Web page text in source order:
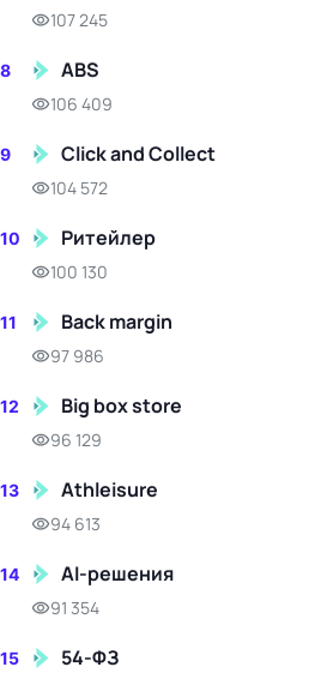
107 245
8 ABS
106 409
9 Click and Collect
104 572
10 Ритейлер
100 130
11 Back margin
97 986
12 Big box store
96 129
13 Athleisure
94 613
14 AI-решения
91 354
15 54-ФЗ